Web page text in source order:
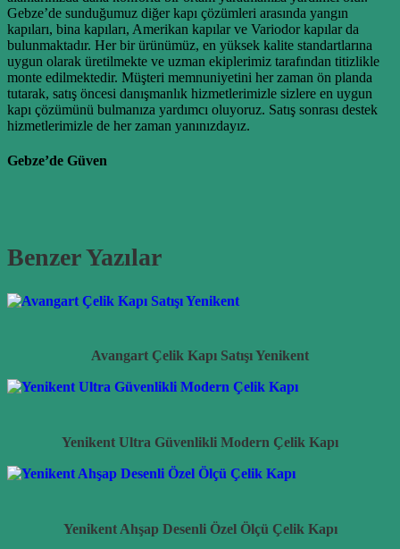
Gebze’de sunduğumuz diğer kapı çözümleri arasında yangın
kapıları, bina kapıları, Amerikan kapılar ve Variodor kapılar da
bulunmaktadır. Her bir ürünümüz, en yüksek kalite standartlarına
uygun olarak üretilmekte ve uzman ekiplerimiz tarafından titizlikle
monte edilmektedir. Müşteri memnuniyetini her zaman ön planda
tutarak, satış öncesi danışmanlık hizmetlerimizle sizlere en uygun
kapı çözümünü bulmanıza yardımcı oluyoruz. Satış sonrası destek
hizmetlerimizle de her zaman yanınızdayız.
Gebze’de Güven
Benzer Yazılar
Avangart Çelik Kapı Satışı Yenikent
Yenikent Ultra Güvenlikli Modern Çelik Kapı
Yenikent Ahşap Desenli Özel Ölçü Çelik Kapı